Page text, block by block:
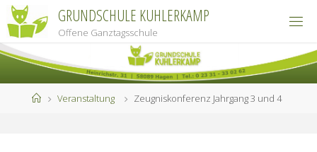
Zum
Inhalt
springen
GRUNDSCHULE KUHLERKAMP
Offene Ganztagsschule
StartVeranstaltung Zeugniskonferenz Jahrgang 3 und 4